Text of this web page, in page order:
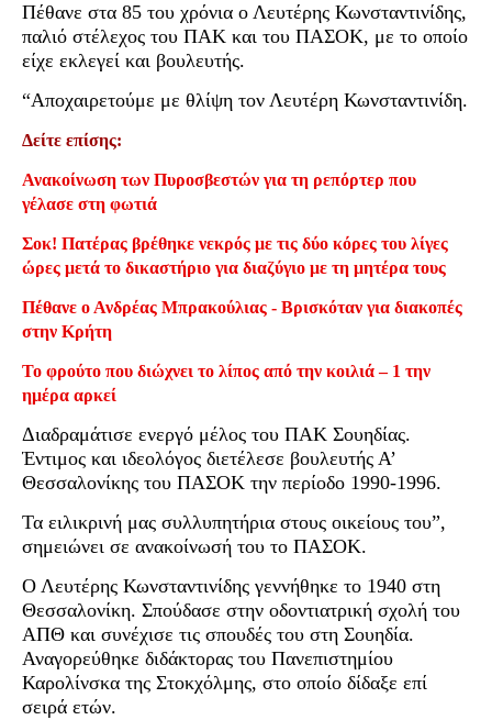
Πέθανε στα 85 του χρόνια ο Λευτέρης Κωνσταντινίδης,
παλιό στέλεχος του ΠΑΚ και του ΠΑΣΟΚ, με το οποίο
είχε εκλεγεί και βουλευτής.
“Αποχαιρετούμε με θλίψη τον Λευτέρη Κωνσταντινίδη.
Δείτε επίσης:
Ανακοίνωση των Πυροσβεστών για τη ρεπόρτερ που
γέλασε στη φωτιά
Σοκ! Πατέρας βρέθηκε νεκρός με τις δύο κόρες του λίγες
ώρες μετά το δικαστήριο για διαζύγιο με τη μητέρα τους
Πέθανε ο Ανδρέας Μπρακούλιας - Βρισκόταν για διακοπές
στην Κρήτη
Το φρούτο που διώχνει το λίπος από την κοιλιά – 1 την
ημέρα αρκεί
Διαδραμάτισε ενεργό μέλος του ΠΑΚ Σουηδίας.
Έντιμος και ιδεολόγος διετέλεσε βουλευτής Α’
Θεσσαλονίκης του ΠΑΣΟΚ την περίοδο 1990-1996.
Τα ειλικρινή μας συλλυπητήρια στους οικείους του”,
σημειώνει σε ανακοίνωσή του το ΠΑΣΟΚ.
Ο Λευτέρης Κωνσταντινίδης γεννήθηκε το 1940 στη
Θεσσαλονίκη. Σπούδασε στην οδοντιατρική σχολή του
ΑΠΘ και συνέχισε τις σπουδές του στη Σουηδία.
Αναγορεύθηκε διδάκτορας του Πανεπιστημίου
Καρολίνσκα της Στοκχόλμης, στο οποίο δίδαξε επί
σειρά ετών.